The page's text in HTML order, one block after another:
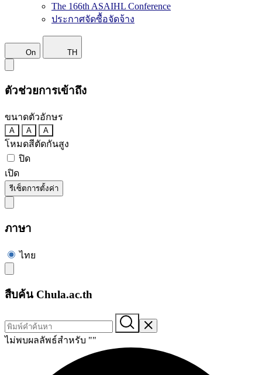
The 166th ASAIHL Conference
ประกาศจัดซื้อจัดจ้าง
On TH
ตัวช่วยการเข้าถึง
ขนาดตัวอักษร
A A A
โหมดสีตัดกันสูง
ปิด
เปิด
รีเซ็ตการตั้งค่า
ภาษา
ไทย
สืบค้น Chula.ac.th
ไม่พบผลลัพธ์สำหรับ ""